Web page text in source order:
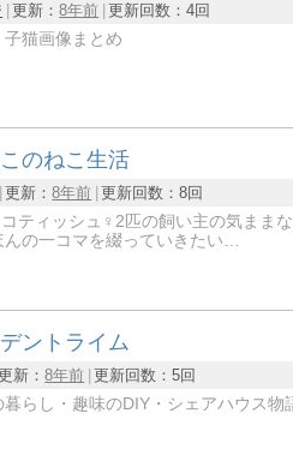
更新：8年前 更新回数：4回
猫画像まとめ
のねこ生活
更新：8年前 更新回数：8回
ティッシュ♀2匹の飼い主の気まま
んの一コマを綴っていきたい…
ントライム
新：8年前 更新回数：5回
らし・趣味のDIY・シェアハウス物